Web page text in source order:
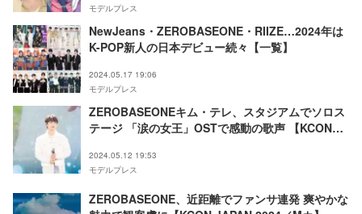
モデルプレス
NewJeans・ZEROBASEONE・RIIZE…2024年は
K-POP新人の日本デビュー続々【一覧】
2024.05.17 19:06
モデルプレス
ZEROBASEONEキム・テレ、スタジアムでソロス
テージ 「涙の女王」OSTで感動の歌声 【KCON
2024.05.12 19:53
モデルプレス
ZEROBASEONE、近距離でファンサ連発 爽やかな